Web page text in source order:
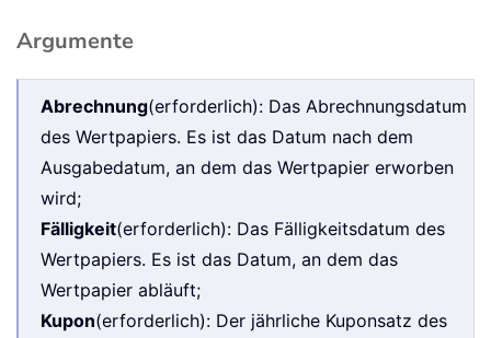
Argumente
Abrechnung(erforderlich): Das Abrechnungsdatum
des Wertpapiers. Es ist das Datum nach dem
Ausgabedatum, an dem das Wertpapier erworben
wird;
Fälligkeit(erforderlich): Das Fälligkeitsdatum des
Wertpapiers. Es ist das Datum, an dem das
Wertpapier abläuft;
Kupon(erforderlich): Der jährliche Kuponsatz des